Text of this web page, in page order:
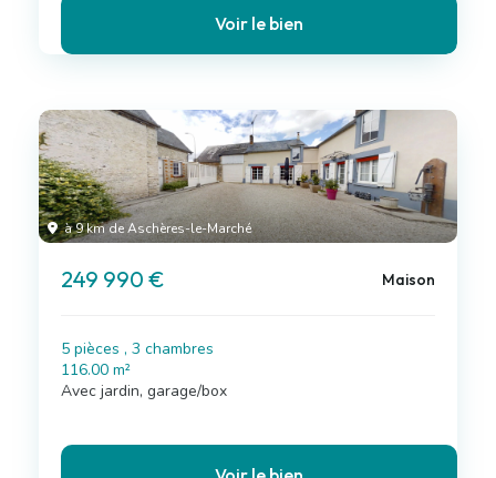
Voir le bien
à 9 km de Aschères-le-Marché
249 990 € Maison
5 pièces , 3 chambres
116.00 m²
Avec jardin, garage/box